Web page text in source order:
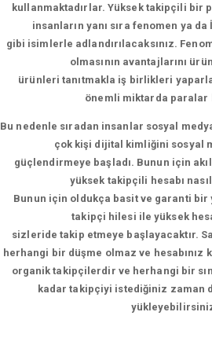
kullanmaktadırlar. Yüksek takipçili bir
insanların yanı sıra fenomen ya
gibi isimlerle adlandırılacaksınız.
olmasının avantajlarını
ürünleri tanıtmakla iş birlikleri
önemli miktarda paralar
Bu nedenle sıradan insanlar sosyal
çok kişi dijital kimliğini sosyal
güçlendirmeye başladı. Bunun için
yüksek takipçili hesabı
Bunun için oldukça basit ve garanti bir
takipçi hilesi ile yüksek
sizleride takip etmeye başlayacaktır.
herhangi bir düşme olmaz ve hesabınız
organik takipçilerdir ve herhangi bir
kadar takipçiyi istediğiniz zaman